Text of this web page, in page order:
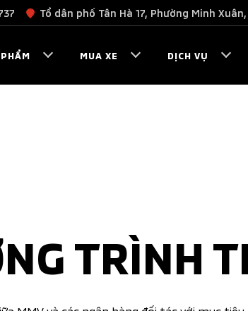
MUA XE DỊCH VỤ
Tổ dân phố Tân Hà 17, Phường Minh
TRÌNH